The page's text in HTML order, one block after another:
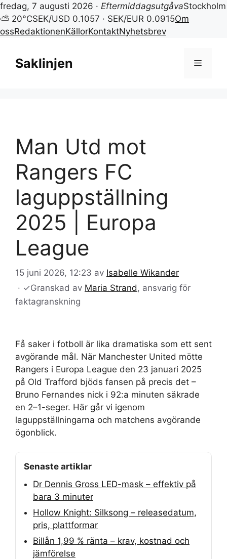
fredag, 7 augusti 2026 · EftermiddagsutgåvaStockholm
⛅ 20°CSEK/USD 0.1057 · SEK/EUR 0.0915Om
ossRedaktionenKällorKontaktNyhetsbrev
innehållSaklinjen Meny
Man Utd mot
Rangers FC
laguppställning
2025 | Europa
League
15 juni 2026, 12:23 av Isabelle Wikander
· ✓Granskad av Maria Strand , ansvarig för
faktagranskning
Få saker i fotboll är lika dramatiska som ett sent
avgörande mål. När Manchester United mötte
Rangers i Europa League den 23 januari 2025
på Old Trafford bjöds fansen på precis det –
Bruno Fernandes nick i 92:a minuten säkrade
en 2–1-seger. Här går vi igenom
laguppställningarna och matchens avgörande
ögonblick.
Senaste artiklar
Dr Dennis Gross LED-mask – effektiv på
bara 3 minuter
Hollow Knight: Silksong – releasedatum,
pris, plattformar
Billån 1,99 % ränta – krav, kostnad och
jämförelse